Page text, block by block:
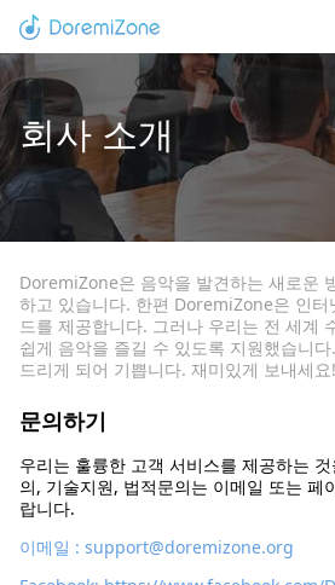
회사 소개
DoremiZone은 음악을 발견하는 새로운
하고 있습니다. 한편 DoremiZone은 인터
드를 제공합니다. 그러나 우리는 전 세계
쉽게 음악을 즐길 수 있도록 지원했습니
드리게 되어 기쁩니다. 재미있게 보내세요!
문의하기
우리는 훌륭한 고객 서비스를 제공하는
의, 기술지원, 법적문의는 이메일 또는 페
랍니다.
이메일 : support@doremizone.org